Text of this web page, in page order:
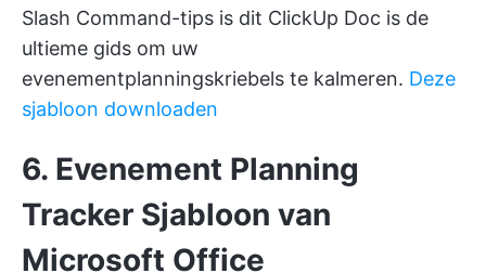
Slash Command-tips is dit ClickUp Doc is de
ultieme gids om uw
evenementplanningskriebels te kalmeren. Deze
sjabloon downloaden
6. Evenement Planning
Tracker Sjabloon van
Microsoft Office